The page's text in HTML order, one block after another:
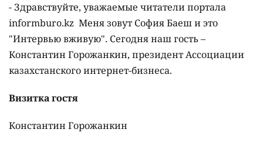
- Здравствуйте, уважаемые читатели портала
informburo.kz Меня зовут София Баеш и это
"Интервью вживую". Сегодня наш гость –
Константин Горожанкин, президент Ассоциации
казахстанского интернет-бизнеса.
Визитка гостя
Константин Горожанкин